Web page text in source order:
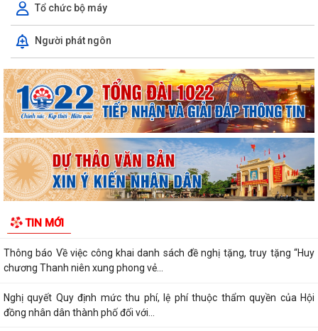
Tổ chức bộ máy
Người phát ngôn
TIN MỚI
THẢM HỌA DA CAM VIỆT NAM (10/8/1961 –...
Xã Bình Giang tổ chức Hội nghị giao ban Bí thư chi bộ các thôn trên địa
bàn xã
Lãnh đạo xã Bình Giang kiểm tra tiến độ thi công các công trình trên
địa bàn
Về việc công khai danh mục thủ tục hành chính được sửa đổi, bổ sung,
thay thế, bị bãi bỏ thuộc...
sung thuộc phạm vi chức năng...
Thông báo Về việc công khai danh sách đề nghị tặng, truy tặng “Huy
chương Thanh niên xung phong vẻ...
Nghị quyết Quy định mức thu phí, lệ phí thuộc thẩm quyền của Hội
đồng nhân dân thành phố đối với...